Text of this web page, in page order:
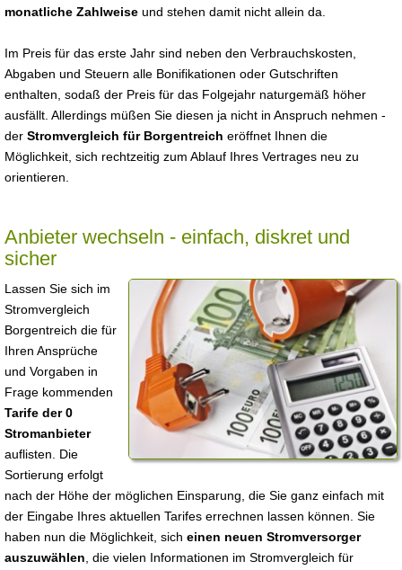
monatliche Zahlweise und stehen damit nicht allein da.
Im Preis für das erste Jahr sind neben den Verbrauchskosten,
Abgaben und Steuern alle Bonifikationen oder Gutschriften
enthalten, sodaß der Preis für das Folgejahr naturgemäß höher
ausfällt. Allerdings müßen Sie diesen ja nicht in Anspruch nehmen -
der Stromvergleich für Borgentreich eröffnet Ihnen die
Möglichkeit, sich rechtzeitig zum Ablauf Ihres Vertrages neu zu
orientieren.
Anbieter wechseln - einfach, diskret und
sicher
Lassen Sie sich im
Stromvergleich
Borgentreich die für
Ihren Ansprüche
und Vorgaben in
Frage kommenden
Tarife der 0
Stromanbieter
auflisten. Die
Sortierung erfolgt
nach der Höhe der möglichen Einsparung, die Sie ganz einfach mit
der Eingabe Ihres aktuellen Tarifes errechnen lassen können. Sie
haben nun die Möglichkeit, sich einen neuen Stromversorger
auszuwählen , die vielen Informationen im Stromvergleich für